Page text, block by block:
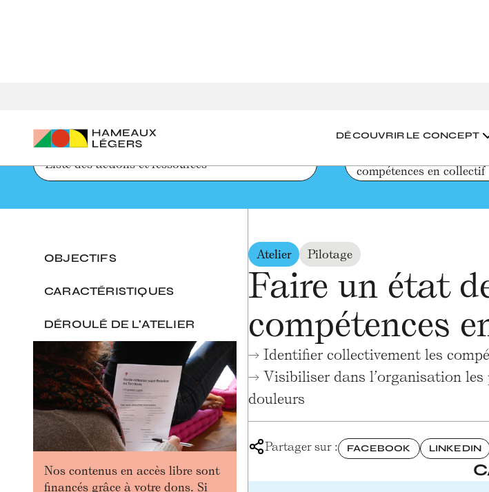
DÉCOUVRIR LE CONCEPT
Liste des actions et ressources
compétences en collectif
OBJECTIFS
CARACTÉRISTIQUES
DÉROULÉ DE L'ATELIER
Nos contenus en accès libre sont
financés grâce à votre dons. Si
Atelier Pilotage
Faire un état
compétences
→ Identifier collectivement les
→ Visibiliser dans l’organisation les
douleurs
Partager sur : FACEBOOK LINKEDIN